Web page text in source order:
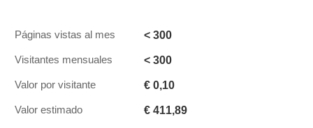
Páginas vistas al mes < 300
Visitantes mensuales < 300
Valor por visitante € 0,10
Valor estimado € 411,89